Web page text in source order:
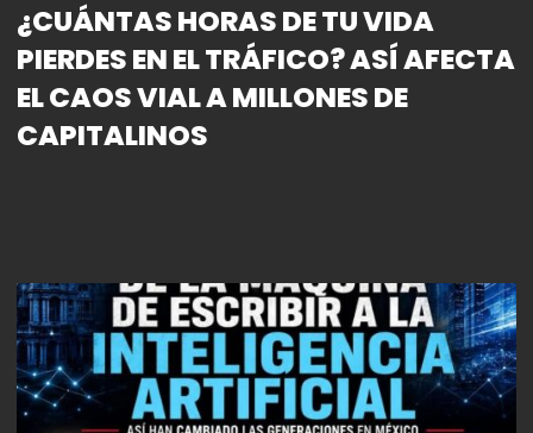
¿CUÁNTAS HORAS DE TU VIDA
PIERDES EN EL TRÁFICO? ASÍ AFECTA
EL CAOS VIAL A MILLONES DE
CAPITALINOS